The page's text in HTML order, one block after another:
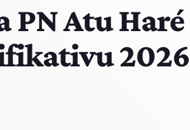
PN Atu Haré
2026